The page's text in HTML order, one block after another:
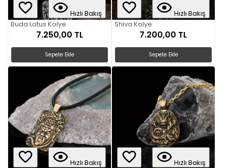
Hızlı Bakış
Buda Lotus Kolye
7.250,00 TL
Sepete Ekle
Hızlı Bakış
Shiva Kolye
7.200,00 TL
Sepete Ekle
Hızlı Bakış
Hızlı Bakış